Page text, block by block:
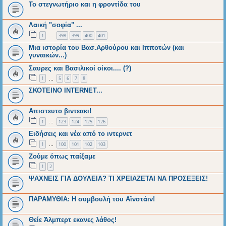
η
Το στεγνωτήριο και η φροντίδα του
Λαική "σοφία" ...
1 … 398 399 400 401
Μια ιστορία του Βασ.Αρθούρου και Ιπποτών (και
γυναικών...)
Σαυρες και Βασιλικοί οίκοι.... (?)
1 5 6 7 8
ΣΚΟΤΕΙΝΟ ΙΝΤΕRNET...
Απιστευτο βιντεακι!
1 … 123 124 125 126
Ειδήσεις και νέα από το ιντερνετ
1 … 100 101 102 103
Ζούμε όπως παίξαμε
1 2
ΨΑΧΝΕΙΣ ΓΙΑ ΔΟΥΛΕΙΑ? ΤΙ ΧΡΕΙΑΖΕΤΑΙ ΝΑ ΠΡΟΣΕΞΕΙΣ!
ΠΑΡΑΜΥΘΙΑ: Η συμβουλή του Αϊνστάιν!
Θείε Άλμπερτ εκανες λάθος!